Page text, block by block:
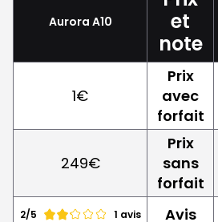
Aurora A10
et
note
1€
Prix
avec
forfait
249€
Prix
sans
forfait
2/5 1 avis Avis